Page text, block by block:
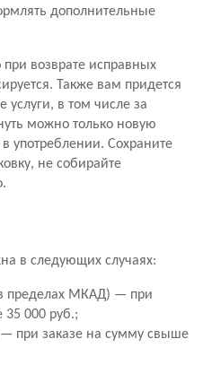
дополнительные
при возврате исправных
Также вам придется
услуги, в том числе за
можно только новую
употреблении. Сохраните
не собирайте
в следующих случаях:
пределах МКАД) — при
000 руб.;
при заказе на сумму свыше